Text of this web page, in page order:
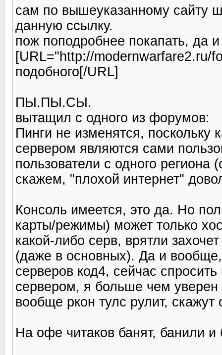
сам по вышеуказанному сайту
данную ссылку.
пож поподробнее покапать, да и
[URL="http://modernwarfare2.ru/
подобного[/URL]
ПЫ.ПЫ.СЫ.
вытащил с одного из форумов:
Пинги не изменятся, поскольку
сервером являются сами
пользователи с одного
скажем, "плохой интернет"
Консоль имеется, это да. Но
карты/режимы) может только
какой-либо серв, врятли
(даже в основных). Да и
серверов код4, сейчас
сервером, я больше чем уверен
вообще ркон тулс рулит,
На офе читаков банят, банили и